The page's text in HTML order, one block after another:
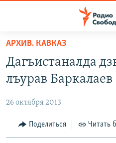
упрощенного
доступа
основному
Вернутся
ПОДКАСТЫ
АВТОРСКИЕ ПРОЕКТЫ
ЦИТАТЫ СВОБОДЫ
МНЕНИЯ
АРХИВ. КАВКАЗ
Дагъистаналда
лъурав
26 октября 2013
Поделиться Читать